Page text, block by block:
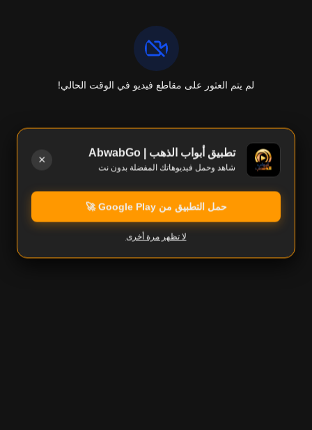
لم يتم العثور على مقاطع فيديو في الوقت الحالي!
تطبيق أبواب الذهب | AbwabGo
شاهد وحمل فيديوهاتك المفضلة بدون نت
×
حمل التطبيق من Google Play 🚀
لا تظهر مرة أخرى